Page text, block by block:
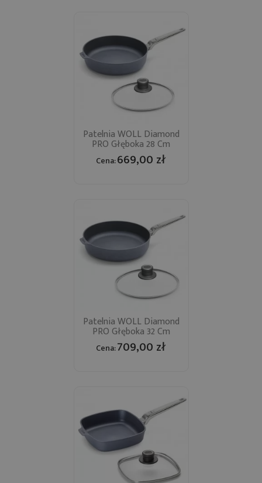
Patelnia WOLL Diamond
PRO Głęboka 28 Cm
Cena:669,00 zł
Patelnia WOLL Diamond
PRO Głęboka 32 Cm
Cena:709,00 zł